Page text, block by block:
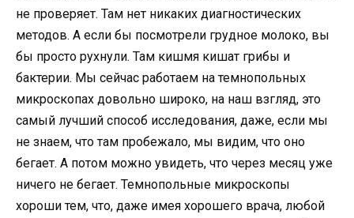
не проверяет. Там нет никаких диагностических
методов. А если бы посмотрели грудное молоко, вы
бы просто рухнули. Там кишмя кишат грибы и
бактерии. Мы сейчас работаем на темнопольных
микроскопах довольно широко, на наш взгляд, это
самый лучший способ исследования, даже, если мы
не знаем, что там пробежало, мы видим, что оно
бегает. А потом можно увидеть, что через месяц уже
ничего не бегает. Темнопольные микроскопы
хороши тем, что, даже имея хорошего врача, любой